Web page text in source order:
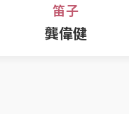
笛子
龔偉健